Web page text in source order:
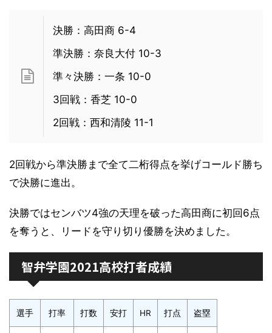
決勝：高田商 6-4
準決勝：奈良大付 10-3
準々決勝：一条 10-0
3回戦：香芝 10-0
2回戦：西和清陵 11-1
2回戦から準決勝まで全て二桁得点を挙げコールド勝ち
で決勝に進出。
決勝ではセンバツ4強の天理を破った高田商に初回6点
を奪うと、リードを守り切り優勝を決めました。
智弁学園2021高校打者成績
選手 打率 打数 安打 HR 打点 盗塁